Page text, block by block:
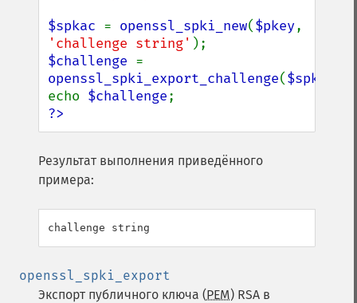
$spkac = openssl_spki_new($pkey
'challenge string'
$challenge
openssl_spki_export_challenge($spkac
echo $challenge
?>
Результат выполнения приведённого
примера:
openssl_spki_export
Экспорт публичного ключа (PEM) RSA в